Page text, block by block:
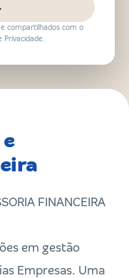
compartilhados com o
FINANCEIRA
em gestão
Empresas. Uma